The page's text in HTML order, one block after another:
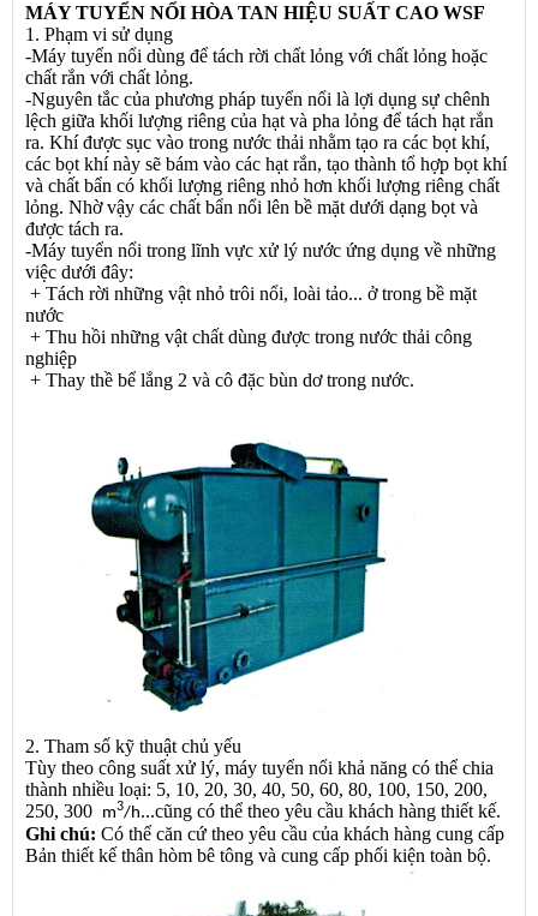
MÁY TUYỂN NỔI HÒA TAN HIỆU SUẤT CAO WSF
1. Phạm vi sử dụng
-Máy tuyển nổi dùng để tách rời chất lỏng với chất lỏng hoặc
chất rắn với chất lỏng.
-Nguyên tắc của phương pháp tuyển nổi là lợi dụng sự chênh
lệch giữa khối lượng riêng của hạt và pha lỏng để tách hạt rắn
ra. Khí được sục vào trong nước thải nhằm tạo ra các bọt khí,
các bọt khí này sẽ bám vào các hạt rắn, tạo thành tổ hợp bọt khí
và chất bẩn có khối lượng riêng nhỏ hơn khối lượng riêng chất
lỏng. Nhờ vậy các chất bẩn nổi lên bề mặt dưới dạng bọt và
được tách ra.
-Máy tuyển nổi trong lĩnh vực xử lý nước ứng dụng về những
việc dưới đây:
+ Tách rời những vật nhỏ trôi nổi, loài tảo... ở trong bề mặt
nước
+ Thu hồi những vật chất dùng được trong nước thải công
nghiệp
+ Thay thề bể lắng 2 và cô đặc bùn dơ trong nước.
2. Tham số kỹ thuật chủ yếu
Tùy theo công suất xử lý, máy tuyển nổi khả năng có thể chia
thành nhiều loại: 5, 10, 20, 30, 40, 50, 60, 80, 100, 150, 200,
250, 300 m3/h...cũng có thể theo yêu cầu khách hàng thiết kế.
Ghi chú: Có thể căn cứ theo yêu cầu của khách hàng cung cấp
Bản thiết kế thân hòm bê tông và cung cấp phối kiện toàn bộ.